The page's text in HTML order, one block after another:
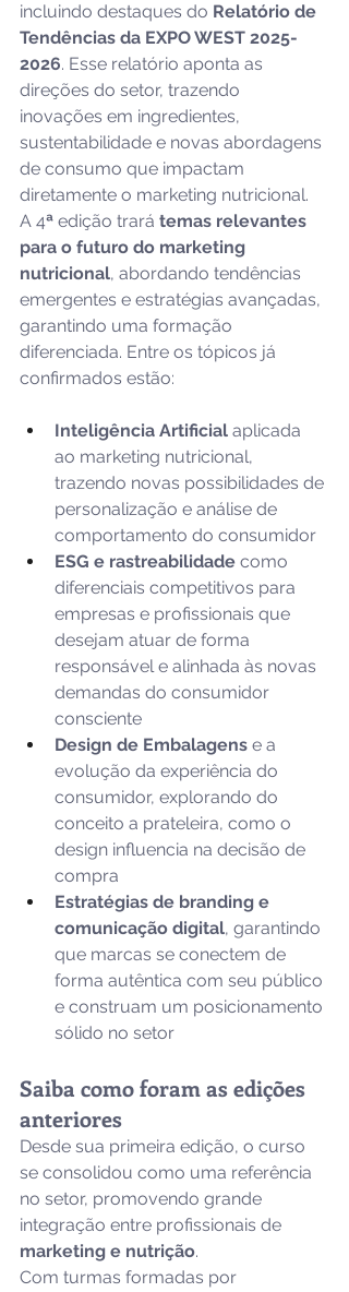
incluindo destaques do Relatório de
Tendências da EXPO WEST 2025-
2026. Esse relatório aponta as
direções do setor, trazendo
inovações em ingredientes,
sustentabilidade e novas abordagens
de consumo que impactam
diretamente o marketing nutricional.
A 4ª edição trará temas relevantes
para o futuro do marketing
nutricional, abordando tendências
emergentes e estratégias avançadas,
garantindo uma formação
diferenciada. Entre os tópicos já
confirmados estão:
Inteligência Artificial aplicada
ao marketing nutricional,
trazendo novas possibilidades de
personalização e análise de
comportamento do consumidor
ESG e rastreabilidade como
diferenciais competitivos para
empresas e profissionais que
desejam atuar de forma
responsável e alinhada às novas
demandas do consumidor
consciente
Design de Embalagens e a
evolução da experiência do
consumidor, explorando do
conceito a prateleira, como o
design influencia na decisão de
compra
Estratégias de branding e
comunicação digital, garantindo
que marcas se conectem de
forma autêntica com seu público
e construam um posicionamento
sólido no setor
Saiba como foram as edições
anteriores
Desde sua primeira edição, o curso
se consolidou como uma referência
no setor, promovendo grande
integração entre profissionais de
marketing e nutrição.
Com turmas formadas por